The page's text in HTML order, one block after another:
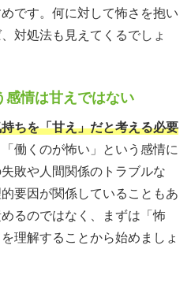
です。何に対して怖さを抱い
対処法も見えてくるでしょ
感情は甘えではない
ちを「甘え」だと考える必要
働くのが怖い」という感情に
敗や人間関係のトラブルな
要因が関係していることもあ
るのではなく、まずは「怖
理解することから始めましょ